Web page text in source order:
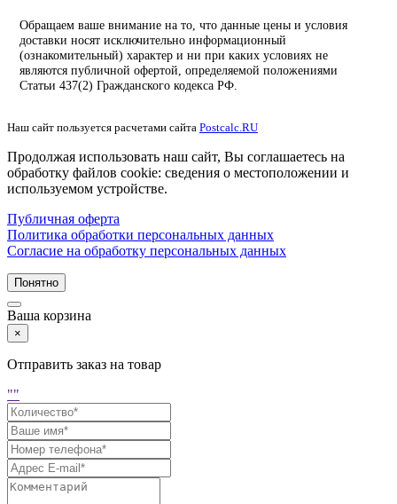
Обращаем ваше внимание на то, что данные цены и условия
доставки носят исключительно информационный
(ознакомительный) характер и ни при каких условиях не
являются публичной офертой, определяемой положениями
Статьи 437(2) Гражданского кодекса РФ.
Наш сайт пользуется расчетами сайта Postcalc.RU
Продолжая использовать наш сайт, Вы соглашаетесь на
обработку файлов cookie: сведения о местоположении и
используемом устройстве.
Публичная оферта
Политика обработки персональных данных
Согласие на обработку персональных данных
Понятно
Ваша корзина
×
Отправить заказ на товар
""